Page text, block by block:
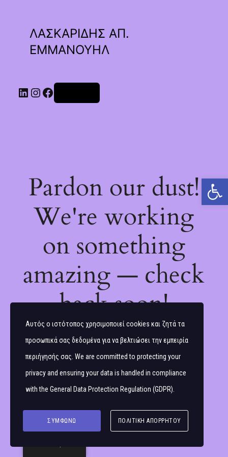
Ανοίξτε τη γραμμή εργαλείων
ΛΑΣΚΑΡΙΔΗΣ ΑΠ.
ΕΜΜΑΝΟΥΗΛ
Linkedin
Instagram
Facebook
Pardon our dust!
We're working
on something
amazing — check
back soon!
Αυτός ο ιστότοπος χρησιμοποιεί cookies και ζητά τα
προσωπικά σας δεδομένα για να βελτιώσει την εμπειρία
περιήγησής σας. We are committed to protecting your
privacy and ensuring your data is handled in compliance
with the General Data Protection Regulation (GDPR)
ΣΥΜΦΩΝΏ ΠΟΛΙΤΙΚΉ ΑΠΟΡΡΉΤΟΥ